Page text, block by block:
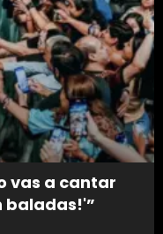
vas a cantar
baladas!'”